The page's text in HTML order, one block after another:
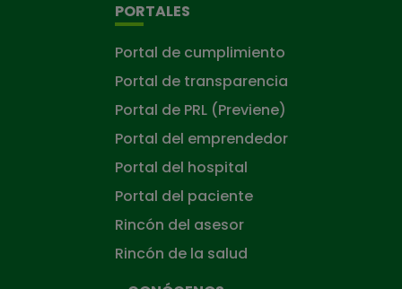
PORTALES
Portal de cumplimiento
Portal de transparencia
Portal de PRL (Previene)
Portal del emprendedor
Portal del hospital
Portal del paciente
Rincón del asesor
Rincón de la salud